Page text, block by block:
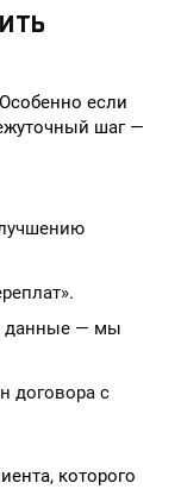
если
шаг —
данные — мы
договора с
которого